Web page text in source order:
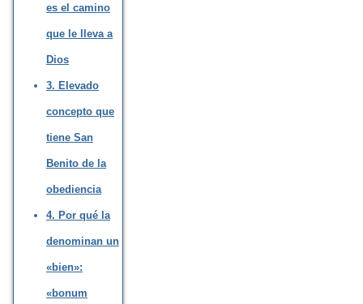
es el camino
que le lleva a
Dios
3. Elevado
concepto que
tiene San
Benito de la
obediencia
4. Por qué la
denominan un
«bien»:
«bonum